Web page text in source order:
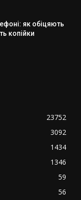
як обіцяють
копійки
23752
3092
1434
1346
59
56